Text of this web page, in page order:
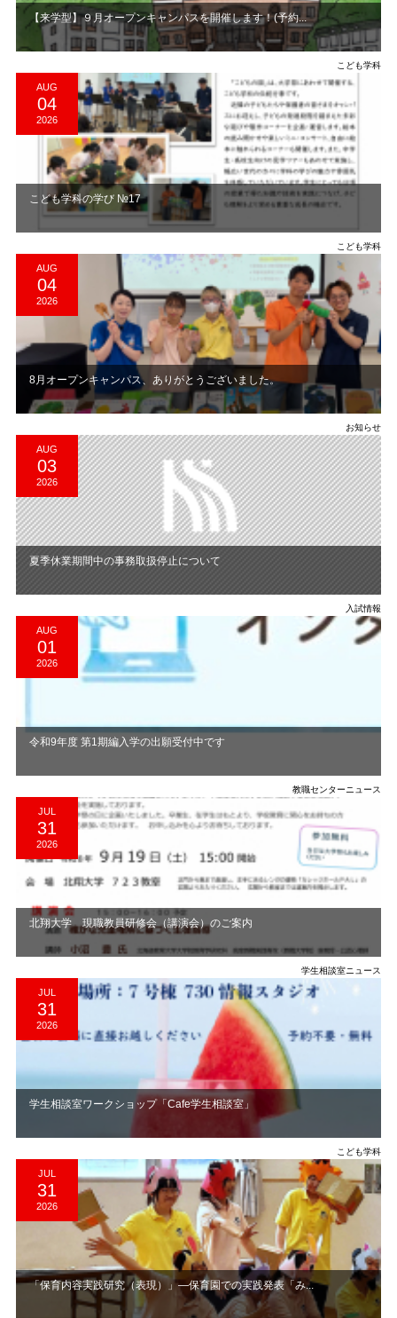
【来学型】９月オープンキャンパスを開催します！(予約...
こども学科
AUG
04
2026
こども学科の学び №17
こども学科
AUG
04
2026
8月オープンキャンパス、ありがとうございました。
お知らせ
AUG
03
2026
夏季休業期間中の事務取扱停止について
入試情報
AUG
01
2026
令和9年度 第1期編入学の出願受付中です
教職センターニュース
JUL
31
2026
北翔大学 現職教員研修会（講演会）のご案内
学生相談室ニュース
JUL
31
2026
学生相談室ワークショップ「Cafe学生相談室」
こども学科
JUL
31
2026
「保育内容実践研究（表現）」―保育園での実践発表「み...